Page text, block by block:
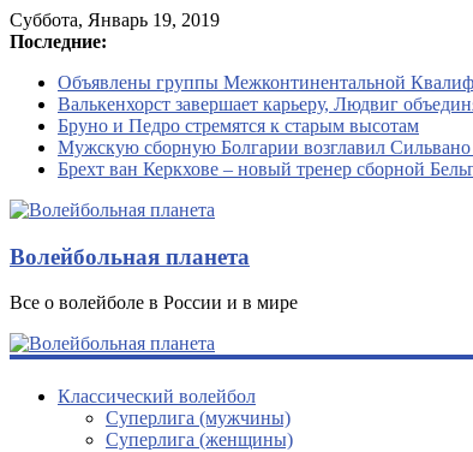
Суббота, Январь 19, 2019
Последние:
Объявлены группы Межконтинентальной
Валькенхорст завершает карьеру, Людвиг
Бруно и Педро стремятся к старым высотам
Мужскую сборную Болгарии возглавил
Брехт ван Керкхове – новый тренер сборной
Волейбольная планета
Все о волейболе в России и в мире
Классический волейбол
Суперлига (мужчины)
Суперлига (женщины)